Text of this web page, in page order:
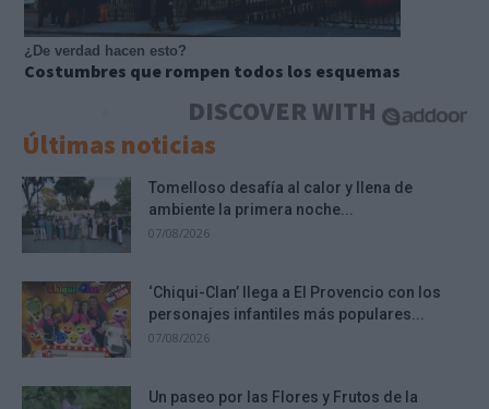
¿De verdad hacen esto?
Costumbres que rompen todos los esquemas
DISCOVER WITH
Últimas noticias
Tomelloso desafía al calor y llena de
ambiente la primera noche...
07/08/2026
‘Chiqui-Clan’ llega a El Provencio con los
personajes infantiles más populares...
07/08/2026
Un paseo por las Flores y Frutos de la